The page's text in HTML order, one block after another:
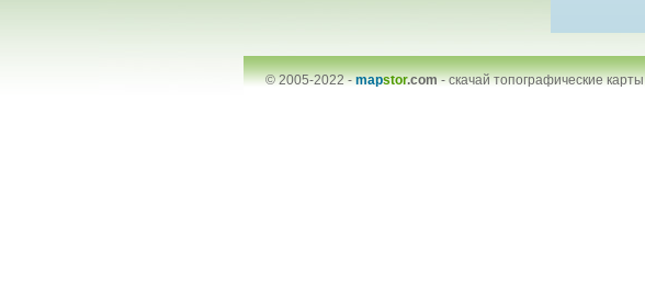
© 2005-2022 -mapstor.com-скачай топографические карты